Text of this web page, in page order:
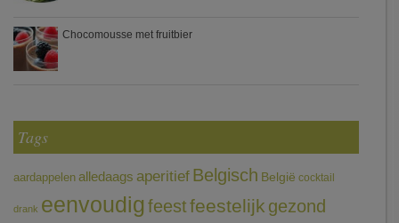
Chocomousse met fruitbier
Tags
aardappelen alledaags aperitief Belgisch België cocktail
drank eenvoudigfeestfeestelijk gezond